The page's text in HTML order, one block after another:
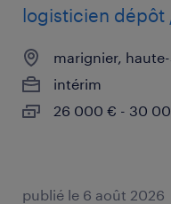
logisticien dépôt
marignier,
intérim
26 000 € - 30
publié le 6 août 2026